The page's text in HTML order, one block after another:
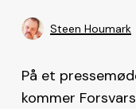
Steen Houmark
På et
kommer